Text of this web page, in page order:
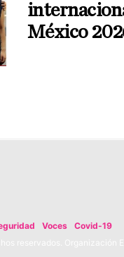
México
Voces
Covid-19